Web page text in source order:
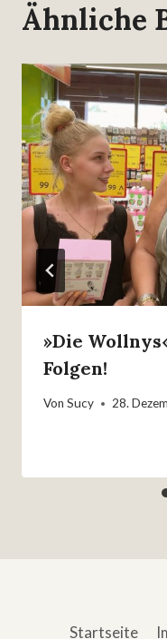
Ähnliche
»Die
Folgen!
Von Sucy 28.
Startseite